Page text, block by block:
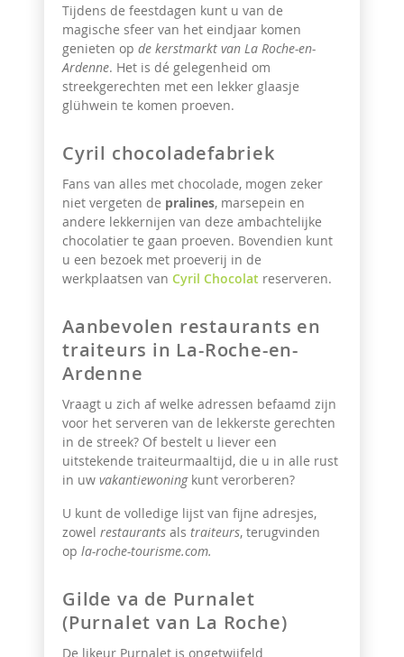
Tijdens de feestdagen kunt u van de
magische sfeer van het eindjaar komen
genieten op de kerstmarkt van La Roche-en-
Ardenne. Het is dé gelegenheid om
streekgerechten met een lekker glaasje
glühwein te komen proeven.
Cyril chocoladefabriek
Fans van alles met chocolade, mogen zeker
niet vergeten de pralines, marsepein en
andere lekkernijen van deze ambachtelijke
chocolatier te gaan proeven. Bovendien kunt
u een bezoek met proeverij in de
werkplaatsen van Cyril Chocolat reserveren.
Aanbevolen restaurants en
traiteurs in La-Roche-en-
Ardenne
Vraagt u zich af welke adressen befaamd zijn
voor het serveren van de lekkerste gerechten
in de streek? Of bestelt u liever een
uitstekende traiteurmaaltijd, die u in alle rust
in uw vakantiewoningkunt verorberen?
U kunt de volledige lijst van fijne adresjes,
zowel restaurants als traiteurs, terugvinden
op la-roche-tourisme.com.
Gilde va de Purnalet
(Purnalet van La Roche)
De likeur Purnalet is ongetwijfeld